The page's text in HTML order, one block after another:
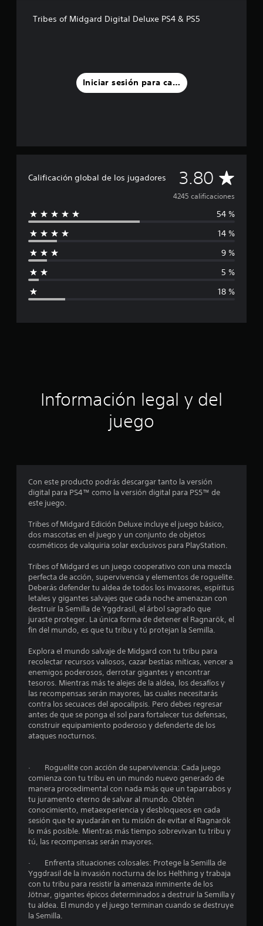
Tribes of Midgard Digital Deluxe PS4 & PS5
Iniciar sesión para calificar
Calificación global de los jugadores 3.80 C
a
l
a
ó
e
d
i
o
:
3
.
8
e
s
r
e
l
l
s
d
4245 calificaciones
54 %
14 %
9 %
5 %
18 %
Información legal y del
juego
Con este producto podrás descargar tanto la versión
digital para PS4™ como la versión digital para PS5™ de
este juego.
Tribes of Midgard Edición Deluxe incluye el juego básico,
dos mascotas en el juego y un conjunto de objetos
cosméticos de valquiria solar exclusivos para PlayStation.
Tribes of Midgard es un juego cooperativo con una mezcla
perfecta de acción, supervivencia y elementos de roguelite.
Deberás defender tu aldea de todos los invasores, espíritus
letales y gigantes salvajes que cada noche amenazan con
destruir la Semilla de Yggdrasil, el árbol sagrado que
juraste proteger. La única forma de detener el Ragnarök, el
fin del mundo, es que tu tribu y tú protejan la Semilla.
Explora el mundo salvaje de Midgard con tu tribu para
recolectar recursos valiosos, cazar bestias míticas, vencer a
enemigos poderosos, derrotar gigantes y encontrar
tesoros. Mientras más te alejes de la aldea, los desafíos y
las recompensas serán mayores, las cuales necesitarás
contra los secuaces del apocalipsis. Pero debes regresar
antes de que se ponga el sol para fortalecer tus defensas,
construir equipamiento poderoso y defenderte de los
ataques nocturnos.
· Roguelite con acción de supervivencia: Cada juego
comienza con tu tribu en un mundo nuevo generado de
manera procedimental con nada más que un taparrabos y
tu juramento eterno de salvar al mundo. Obtén
conocimiento, metaexperiencia y desbloqueos en cada
sesión que te ayudarán en tu misión de evitar el Ragnarök
lo más posible. Mientras más tiempo sobrevivan tu tribu y
tú, las recompensas serán mayores.
· Enfrenta situaciones colosales: Protege la Semilla de
Yggdrasil de la invasión nocturna de los Helthing y trabaja
con tu tribu para resistir la amenaza inminente de los
Jötnar, gigantes épicos determinados a destruir la Semilla y
tu aldea. El mundo y el juego terminan cuando se destruye
la Semilla.